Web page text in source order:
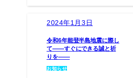
2024年1月3日
令和6年能登半島地震に際し
て――すぐにできる誠と祈
りを――
お知らせ